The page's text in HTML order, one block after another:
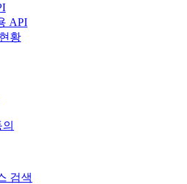
API
황
검색